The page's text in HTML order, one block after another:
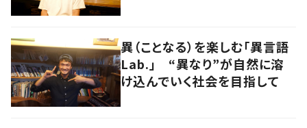
異（ことなる）を楽しむ「異言語
Lab.」 “異なり”が自然に溶
け込んでいく社会を目指して